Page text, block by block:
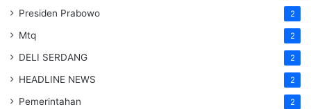
Presiden Prabowo 2
Mtq 2
DELI SERDANG 2
HEADLINE NEWS 2
Pemerintahan 2